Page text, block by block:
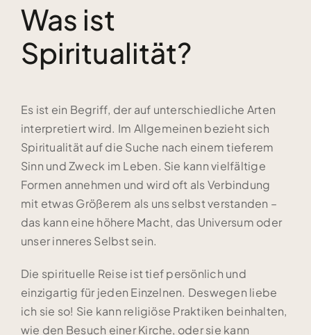
Was ist
Spiritualität?
Es ist ein Begriff, der auf unterschiedliche Arten
interpretiert wird. Im Allgemeinen bezieht sich
Spiritualität auf die Suche nach einem tieferem
Sinn und Zweck im Leben. Sie kann vielfältige
Formen annehmen und wird oft als Verbindung
mit etwas Größerem als uns selbst verstanden –
das kann eine höhere Macht, das Universum oder
unser inneres Selbst sein.
Die spirituelle Reise ist tief persönlich und
einzigartig für jeden Einzelnen. Deswegen liebe
ich sie so! Sie kann religiöse Praktiken beinhalten,
wie den Besuch einer Kirche, oder sie kann